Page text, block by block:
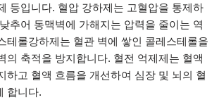
등입니다. 혈압 강하제는 고혈압을 통제하
추어 동맥벽에 가해지는 압력을 줄이는 역
테롤강하제는 혈관 벽에 쌓인 콜레스테롤을
의 축적을 방지합니다. 혈전 억제제는 혈액
하고 혈액 흐름을 개선하여 심장 및 뇌의 혈
합니다.